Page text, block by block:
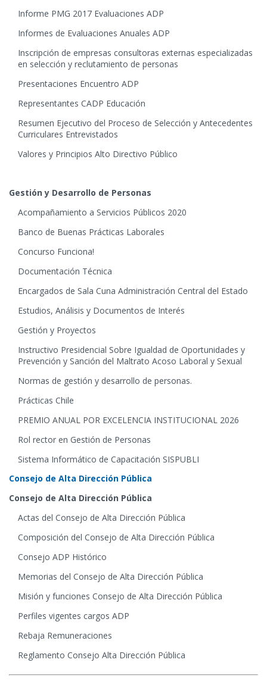
Informe PMG 2017 Evaluaciones ADP
Informes de Evaluaciones Anuales ADP
Inscripción de empresas consultoras externas especializadas
en selección y reclutamiento de personas
Presentaciones Encuentro ADP
Representantes CADP Educación
Resumen Ejecutivo del Proceso de Selección y Antecedentes
Curriculares Entrevistados
Valores y Principios Alto Directivo Público
Gestión y Desarrollo de Personas
Acompañamiento a Servicios Públicos 2020
Banco de Buenas Prácticas Laborales
Concurso Funciona!
Documentación Técnica
Encargados de Sala Cuna Administración Central del Estado
Estudios, Análisis y Documentos de Interés
Gestión y Proyectos
Instructivo Presidencial Sobre Igualdad de Oportunidades y
Prevención y Sanción del Maltrato Acoso Laboral y Sexual
Normas de gestión y desarrollo de personas.
Prácticas Chile
PREMIO ANUAL POR EXCELENCIA INSTITUCIONAL 2026
Rol rector en Gestión de Personas
Sistema Informático de Capacitación SISPUBLI
Consejo de Alta Dirección Pública
Consejo de Alta Dirección Pública
Actas del Consejo de Alta Dirección Pública
Composición del Consejo de Alta Dirección Pública
Consejo ADP Histórico
Memorias del Consejo de Alta Dirección Pública
Misión y funciones Consejo de Alta Dirección Pública
Perfiles vigentes cargos ADP
Rebaja Remuneraciones
Reglamento Consejo Alta Dirección Pública